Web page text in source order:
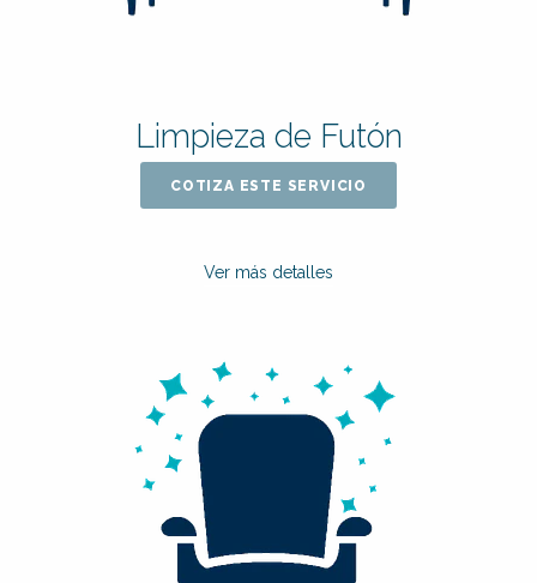
Limpieza de Futón
COTIZA ESTE SERVICIO
Ver más detalles